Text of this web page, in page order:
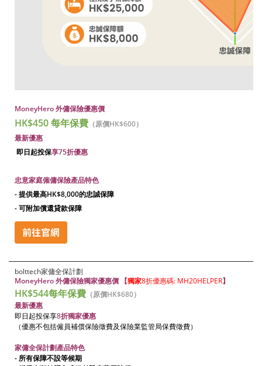
MoneyHero 外傭保險優惠價
HK$450 每年保費 （原價HK$600）
最新優惠
即日起投保享75折優惠
忠意家庭僱傭保險產品特色
- 提供最高HK$8,000的忠誠保障
- 可附加償還貸款保障
bolttech家傭全保計劃
MoneyHero 外傭保險獨家優惠價 【獨家8折優惠碼: MH20HELPER】
HK$544每年保費 （原價HK$680）
最新優惠
即日起投保享8折獨家優惠
（優惠不包括僱員補償保險徵費及保險業監管局保費徵費）
家傭全保計劃產品特色
- 所有保障不設等候期